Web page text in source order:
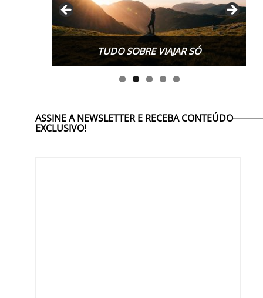
TUDO SOBRE VIAJAR SÓ
ASSINE A NEWSLETTER E RECEBA CONTEÚDO
EXCLUSIVO!